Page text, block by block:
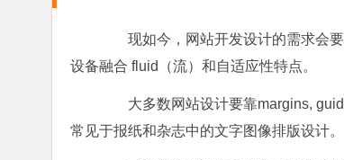
现如今，网站开发设计的需求会要
设备融合 fluid（流）和自适应性特点。
大多数网站设计要靠margins,
常见于报纸和杂志中的文字图像排版设计。